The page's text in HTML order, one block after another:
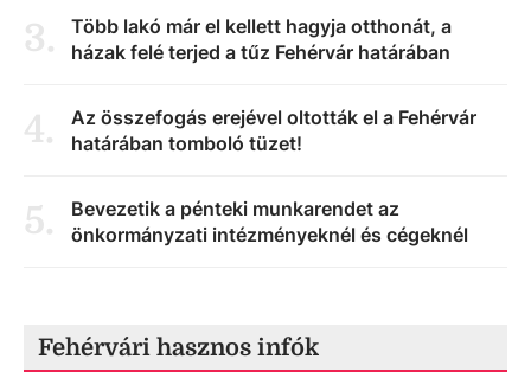
3.
Több lakó már el kellett hagyja otthonát, a
házak felé terjed a tűz Fehérvár határában
4.
Az összefogás erejével oltották el a Fehérvár
határában tomboló tüzet!
5.
Bevezetik a pénteki munkarendet az
önkormányzati intézményeknél és cégeknél
Fehérvári hasznos infók